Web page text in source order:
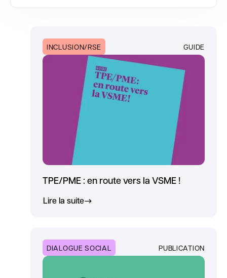
INCLUSION/RSE GUIDE
TPE/PME : en route vers la VSME !
Lire la suite
DIALOGUE SOCIAL PUBLICATION